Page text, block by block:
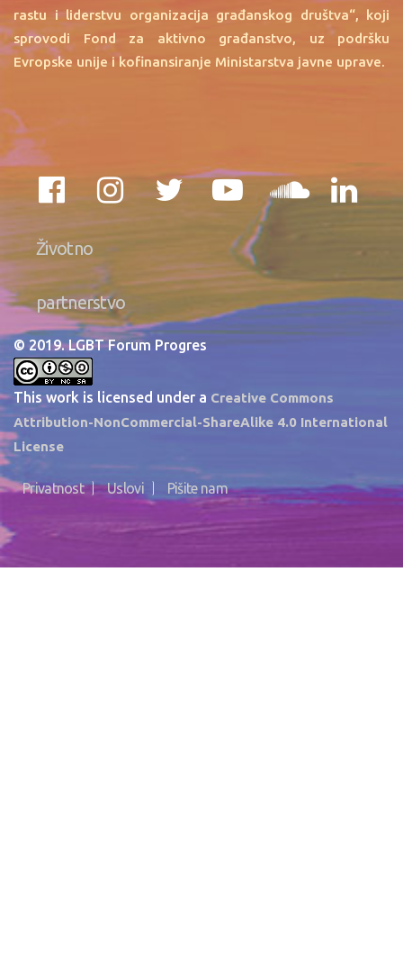
rastu i liderstvu organizacija građanskog društva“, koji
sprovodi Fond za aktivno građanstvo, uz podršku
Evropske unije i kofinansiranje Ministarstva javne uprave.
Životno
partnerstvo
© 2019. LGBT Forum Progres
This work is licensed under a Creative Commons
Attribution-NonCommercial-ShareAlike 4.0 International
License
Privatnost Uslovi Pišite nam